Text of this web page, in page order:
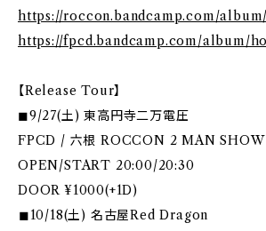
https://roccon.bandcamp.com/
https://fpcd.bandcamp.com/album/
【Release Tour】
◼︎9/27(土) 東高円寺二万電圧
FPCD / 六根 ROCCON 2 MAN SHOW
OPEN/START 20:00/20:30
DOOR ¥1000(+1D)
︎◼︎10/18(土) 名古屋Red Dragon